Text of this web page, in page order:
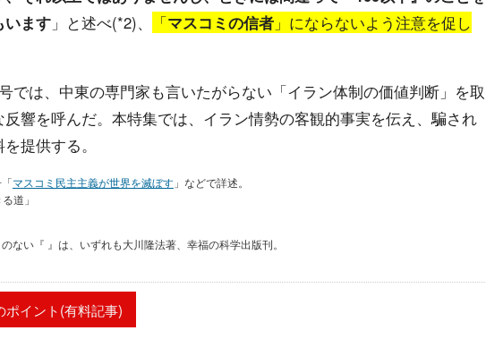
います 」と述べ(*2)、 「マスコミの信者 」にならないよう注意を促し
では、中東の専門家も言いたがらない「イラン体制の価値判断」を取
反響を呼んだ。本特集では、イラン情勢の客観的事実を伝え、騙され
提供する。
マスコミ民主主義が世界を滅ぼす 」などで詳述。
道」
ない『 』は、いずれも大川隆法著、幸福の科学出版刊。
ポイント(有料記事)